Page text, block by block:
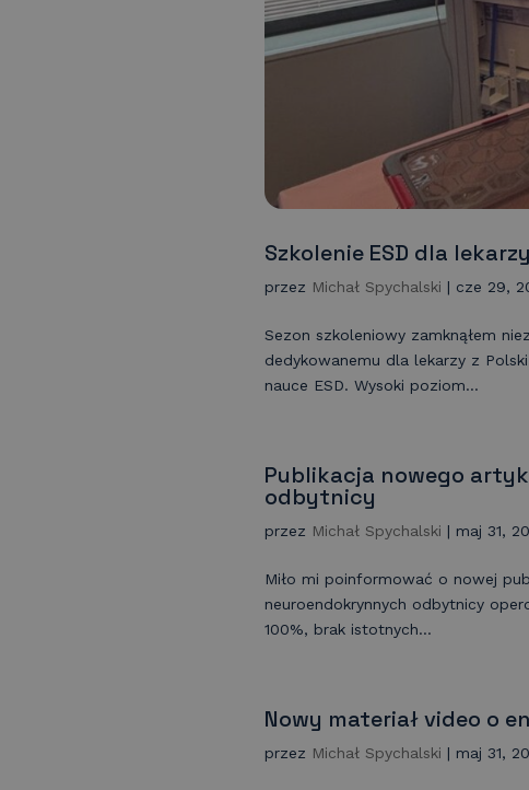
Szkolenie ESD dla
przez Michał Spychalski | cze 29,
Sezon szkoleniowy zamknąłem
dedykowanemu dla lekarzy z
nauce ESD. Wysoki poziom...
Publikacja nowego
odbytnicy
przez Michał Spychalski | maj 31,
Miło mi poinformować o nowej
neuroendokrynnych odbytnicy
100%, brak istotnych...
Nowy materiał video o
przez Michał Spychalski | maj 31,